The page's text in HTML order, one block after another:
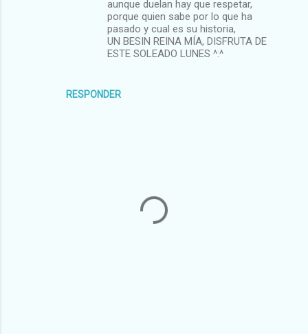
RESPONDER
aunque duelan hay que respetar,
porque quien sabe por lo que ha
pasado y cual es su historia,
UN BESIN REINA MÍA, DISFRUTA DE
ESTE SOLEADO LUNES ^:^